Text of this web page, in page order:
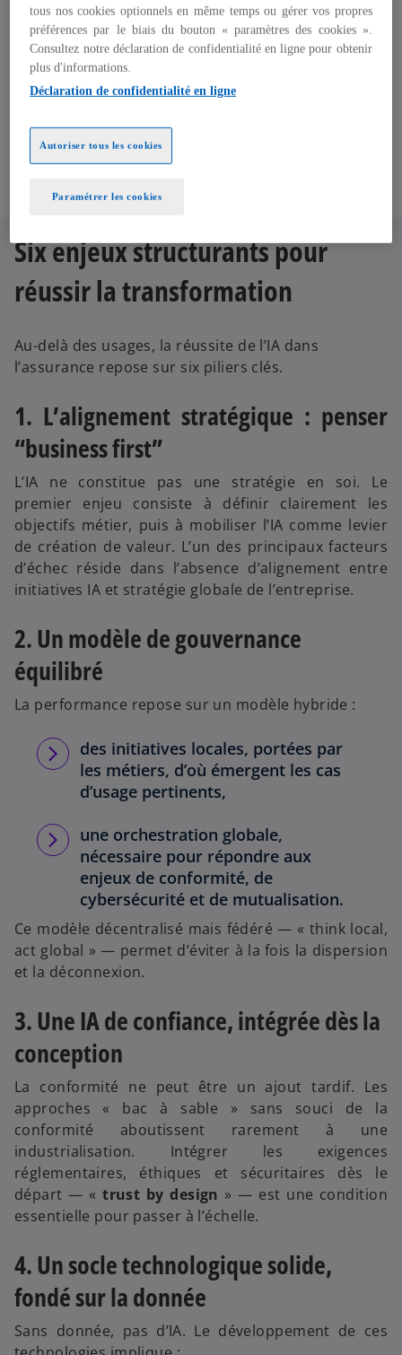
passer de l’analyse à la génération de
documents.
Cette évolution permet aux assureurs d’affiner leur
compréhension du risque, de réduire les
simulation et de scénarisation. En ce sens, l’IA agit
Six enjeux structurants pour
réussir la transformation
Au-delà des usages, la réussite de l’IA dans
l’assurance repose sur six piliers clés.
1. L’alignement stratégique : penser
“business first”
L’IA ne constitue pas une stratégie en soi. Le
premier enjeu consiste à définir clairement les
objectifs métier, puis à mobiliser l’IA comme levier
de création de valeur. L’un des principaux facteurs
d’échec réside dans l’absence d’alignement entre
initiatives IA et stratégie globale de l’entreprise.
2. Un modèle de gouvernance
équilibré
La performance repose sur un modèle hybride :
des initiatives locales, portées par
les métiers, d’où émergent les cas
d’usage pertinents,
une orchestration globale,
nécessaire pour répondre aux
enjeux de conformité, de
cybersécurité et de mutualisation.
Ce modèle décentralisé mais fédéré — « think local,
act global » — permet d’éviter à la fois la dispersion
et la déconnexion.
3. Une IA de confiance, intégrée dès la
conception
La conformité ne peut être un ajout tardif. Les
approches « bac à sable » sans souci de la
conformité aboutissent rarement à une
industrialisation. Intégrer les exigences
réglementaires, éthiques et sécuritaires dès le
départ — «trust by design » — est une condition
essentielle pour passer à l’échelle.
4. Un socle technologique solide,
fondé sur la donnée
Sans donnée, pas d’IA. Le développement de ces
tous nos cookies optionnels en même temps ou gérer vos propres
préférences par le biais du bouton « paramètres des cookies ».
Consultez notre déclaration de confidentialité en ligne pour obtenir
plus d'informations.
Déclaration de confidentialité en ligne
Paramétrer les cookies
Autoriser tous les cookies